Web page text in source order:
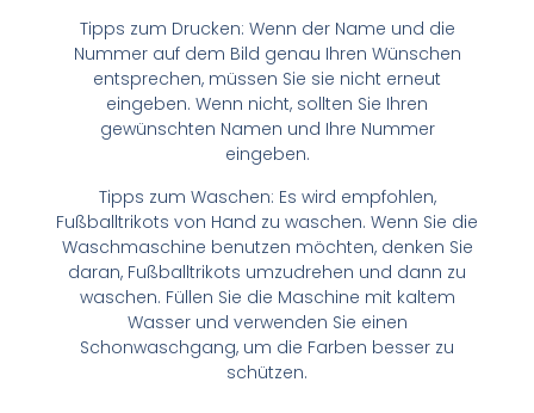
Tipps zum Drucken: Wenn der Name und die
Nummer auf dem Bild genau Ihren Wünschen
entsprechen, müssen Sie sie nicht erneut
eingeben. Wenn nicht, sollten Sie Ihren
gewünschten Namen und Ihre Nummer
eingeben.
Tipps zum Waschen: Es wird empfohlen,
Fußballtrikots von Hand zu waschen. Wenn Sie die
Waschmaschine benutzen möchten, denken Sie
daran, Fußballtrikots umzudrehen und dann zu
waschen. Füllen Sie die Maschine mit kaltem
Wasser und verwenden Sie einen
Schonwaschgang, um die Farben besser zu
schützen.